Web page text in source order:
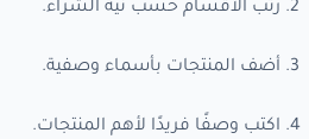
رتّب الأقسام حسب نية الشراء.
أضف المنتجات بأسماء وصفية.
اكتب وصفًا فريدًا لأهم المنتجات.